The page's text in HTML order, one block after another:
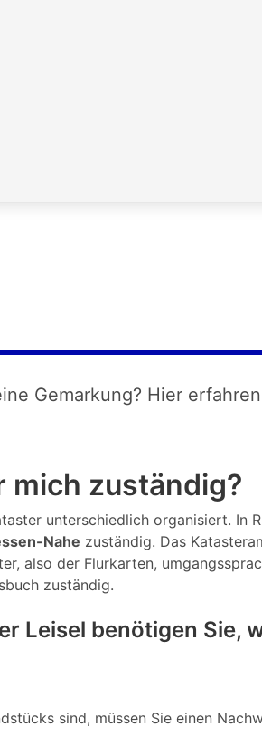
Gemarkung? Hier
mich zuständig?
unterschiedlich organisiert. In
Nahe zuständig. Das
also der Flurkarten,
zuständig.
Leisel benötigen Sie,
sind, müssen Sie einen